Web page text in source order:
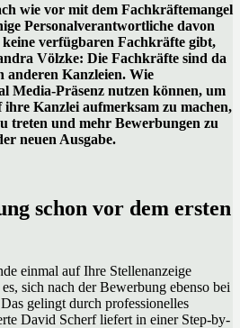
wie vor mit dem Fachkräftemangel
Personalverantwortliche davon
keine verfügbaren Fachkräfte gibt,
Völzke: Die Fachkräfte sind da
anderen Kanzleien. Wie
Media-Präsenz nutzen können, um
ihre Kanzlei aufmerksam zu machen,
treten und mehr Bewerbungen zu
neuen Ausgabe.
schon vor dem ersten
einmal auf Ihre Stellenanzeige
sich nach der Bewerbung ebenso bei
gelingt durch professionelles
David Scherf liefert in einer Step-by-